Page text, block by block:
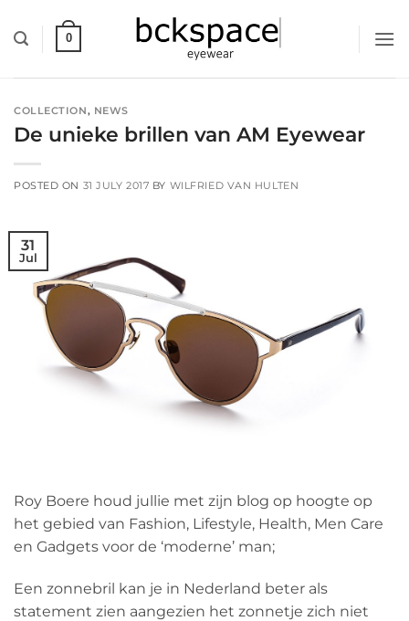
to
content
0
COLLECTION, NEWS
De unieke brillen van AM Eyewear
POSTED ON 31 JULY 2017 BY WILFRIED VAN HULTEN
31
Jul
Roy Boere houd jullie met zijn blog op hoogte op
het gebied van Fashion, Lifestyle, Health, Men Care
en Gadgets voor de ‘moderne’ man;
Een zonnebril kan je in Nederland beter als
statement zien aangezien het zonnetje zich niet